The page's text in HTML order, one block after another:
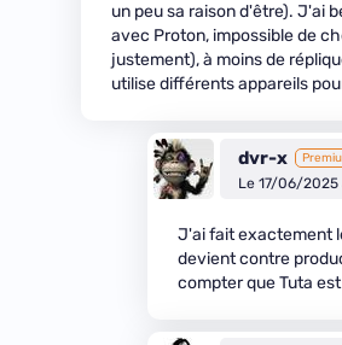
un peu sa raison d'être). J'ai
avec Proton, impossible de
justement), à moins de
utilise différents appareils
dvr-x
Le 17/06/2025
J'ai fait exactement
devient contre
compter que Tuta